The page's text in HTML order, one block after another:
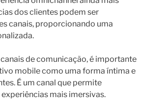
dos clientes podem ser
canais, proporcionando uma
de comunicação, é importante
mobile como uma forma íntima e
É um canal que permite
mais imersivas.